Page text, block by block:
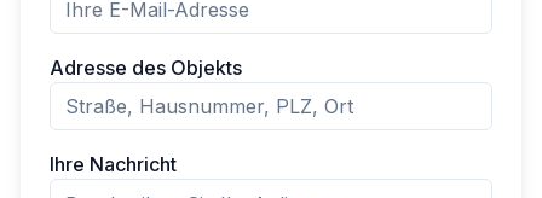
Adresse des Objekts
Ihre Nachricht